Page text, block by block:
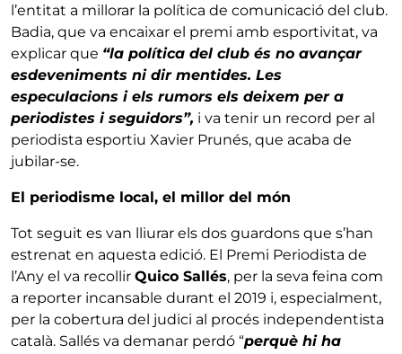
l’entitat a millorar la política de comunicació del club.
Badia, que va encaixar el premi amb esportivitat, va
explicar que “la política del club és no avançar
esdeveniments ni dir mentides. Les
especulacions i els rumors els deixem per a
periodistes i seguidors”, i va tenir un record per al
periodista esportiu Xavier Prunés, que acaba de
jubilar-se.
El periodisme local, el millor del món
Tot seguit es van lliurar els dos guardons que s’han
estrenat en aquesta edició. El Premi Periodista de
l’Any el va recollir Quico Sallés, per la seva feina com
a reporter incansable durant el 2019 i, especialment,
per la cobertura del judici al procés independentista
català. Sallés va demanar perdó “perquè hi ha